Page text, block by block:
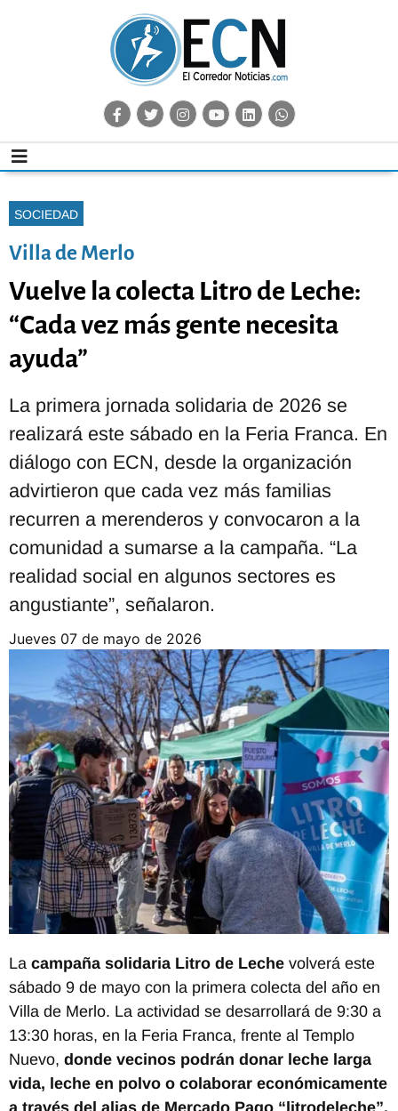
SOCIEDAD
Villa de Merlo
Vuelve la colecta Litro de Leche:
“Cada vez más gente necesita
ayuda”
La primera jornada solidaria de 2026 se
realizará este sábado en la Feria Franca. En
diálogo con ECN, desde la organización
advirtieron que cada vez más familias
recurren a merenderos y convocaron a la
comunidad a sumarse a la campaña. “La
realidad social en algunos sectores es
angustiante”, señalaron.
jueves 07 de mayo de 2026
La campaña solidaria Litro de Leche volverá este
sábado 9 de mayo con la primera colecta del año en
Villa de Merlo. La actividad se desarrollará de 9:30 a
13:30 horas, en la Feria Franca, frente al Templo
Nuevo, donde vecinos podrán donar leche larga
vida, leche en polvo o colaborar económicamente
a través del alias de Mercado Pago “litrodeleche”.